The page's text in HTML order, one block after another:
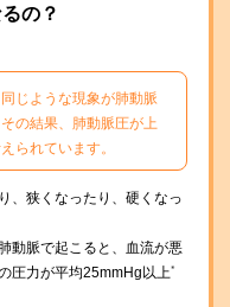
の？
じような現象が肺動脈
の結果、肺動脈圧が上
られています。
、狭くなったり、硬くなっ
動脈で起こると、血流が悪
圧力が平均25mmHg以上※